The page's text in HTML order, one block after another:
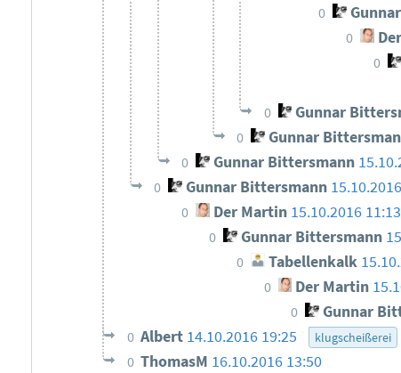
0
0
0
0 Gunnar
0 Gunnar
0 Gunnar Bittersmann
0 Gunnar Bittersmann
0 Der Martin 15.10.2016 11:13
0 Gunnar Bittersmann
0 Tabellenkalk
0 Der Martin
0 Gunnar
0 Albert 14.10.2016 19:25 klugscheißerei
0 ThomasM 16.10.2016 13:50